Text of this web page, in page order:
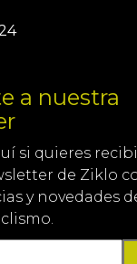
a nuestra
si quieres
de Ziklo
y novedades